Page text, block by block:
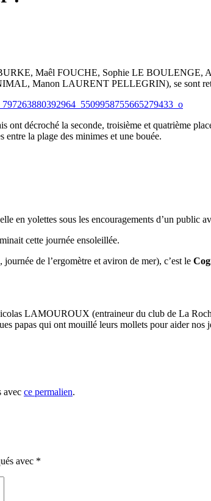
BURKE, Maêl FOUCHE, Sophie LE
Manon LAURENT PELLEGRIN), se sont
ont décroché la seconde, troisième et quatrième
la plage des minimes et une bouée.
en yolettes sous les encouragements d’un public
cette journée ensoleillée.
de l’ergomètre et aviron de mer), c’est le
LAMOUROUX (entraineur du club de La
papas qui ont mouillé leurs mollets pour aider nos
avec ce permalien.
avec *